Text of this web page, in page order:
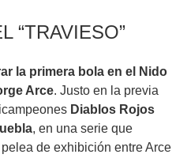
“TRAVIESO”
la primera bola en el Nido
Arce. Justo en la previa
Diablos Rojos
, en una serie que
de exhibición entre Arce